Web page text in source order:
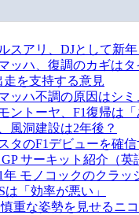
スアリ、DJとして新
ッハ、復調のカギはタ
走を支持する意見
ッハ不調の原因はシミ
ントーヤ、F1復帰は「
風洞建設は2年後？
タのF1デビューを確
サーキット紹介（英
年 モノコックのクラ
は「効率が悪い」
慎重な姿勢を見せるニ